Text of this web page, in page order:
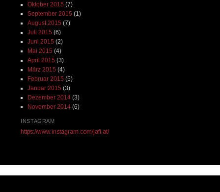
Oktober 2015 (7)
September 2015 (1)
August 2015 (7)
Juli 2015 (6)
Juni 2015 (2)
Mai 2015 (4)
April 2015 (3)
März 2015 (4)
Februar 2015 (5)
Januar 2015 (3)
Dezember 2014(3)
November 2014(6)
INSTAGRAM
https://www.instagram.com/jafi.at/